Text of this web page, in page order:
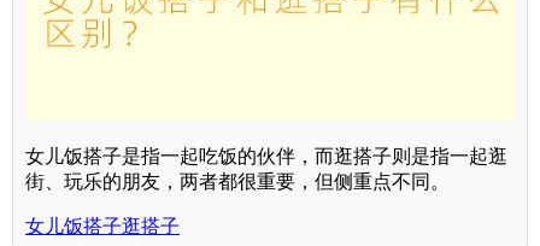
女儿饭搭子是指一起吃饭的伙伴，而逛搭子则是指一起逛
街、玩乐的朋友，两者都很重要，但侧重点不同。
女儿饭搭子逛搭子